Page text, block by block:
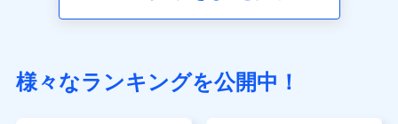
（https://www.sonylife.co.jp）
様々なランキングを公開中！